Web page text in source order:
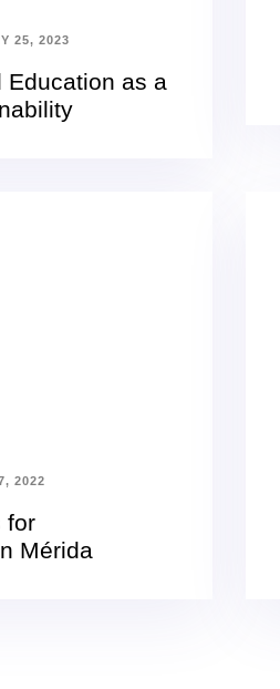
25, 2023
Education as a
2022
for
Mérida